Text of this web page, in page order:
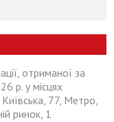
отриманої за
р. у місцях
77, Метро,
ринок, 1